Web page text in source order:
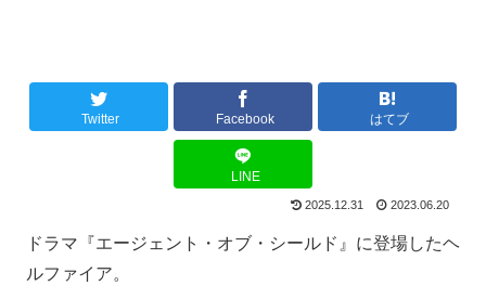
Twitter Facebook はてブ
LINE
2025.12.31 2023.06.20
ドラマ『エージェント・オブ・シールド』に登場したヘ
ルファイア。